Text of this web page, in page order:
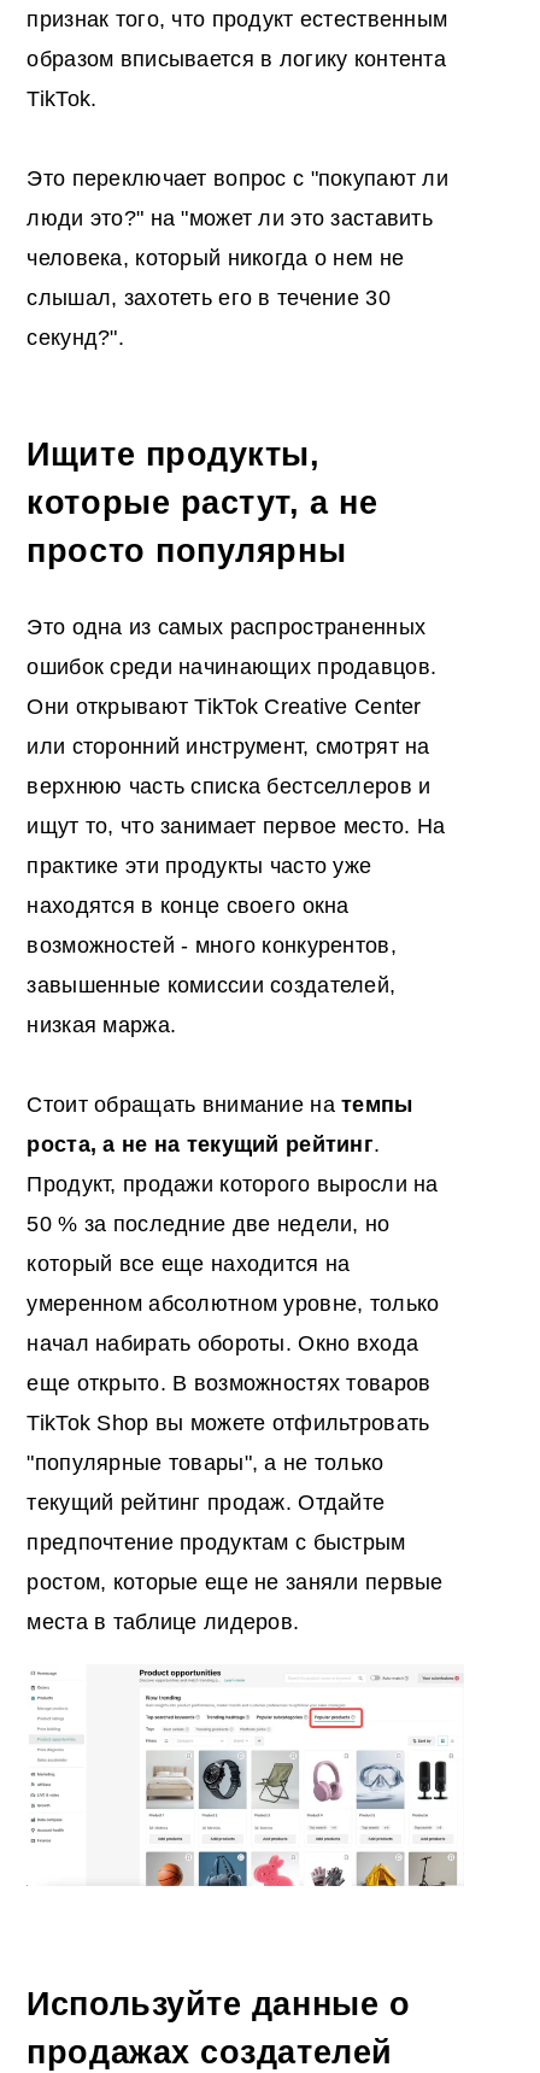
признак того, что продукт естественным
образом вписывается в логику контента
TikTok.
Это переключает вопрос с "покупают ли
люди это?" на "может ли это заставить
человека, который никогда о нем не
слышал, захотеть его в течение 30
секунд?".
Ищите продукты,
которые растут, а не
просто популярны
Это одна из самых распространенных
ошибок среди начинающих продавцов.
Они открывают TikTok Creative Center
или сторонний инструмент, смотрят на
верхнюю часть списка бестселлеров и
ищут то, что занимает первое место. На
практике эти продукты часто уже
находятся в конце своего окна
возможностей - много конкурентов,
завышенные комиссии создателей,
низкая маржа.
Стоит обращать внимание натемпы
роста, а не на текущий рейтинг.
Продукт, продажи которого выросли на
50 % за последние две недели, но
который все еще находится на
умеренном абсолютном уровне, только
начал набирать обороты. Окно входа
еще открыто. В возможностях товаров
TikTok Shop вы можете отфильтровать
"популярные товары", а не только
текущий рейтинг продаж. Отдайте
предпочтение продуктам с быстрым
ростом, которые еще не заняли первые
места в таблице лидеров.
Используйте данные о
продажах создателей